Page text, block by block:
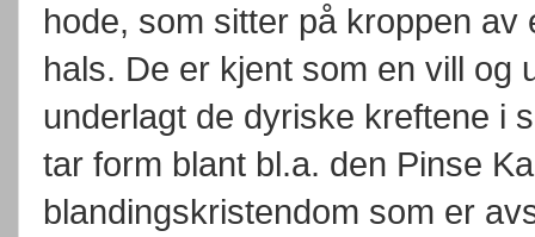
hode, som sitter på kroppen
hals. De er kjent som en vill og
underlagt de dyriske kreftene i
tar form blant bl.a. den Pinse
blandingskristendom som er